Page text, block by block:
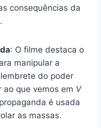
consequências da
: O filme destaca o
manipular a
do poder
ao que vemos em V
é usada
as massas.